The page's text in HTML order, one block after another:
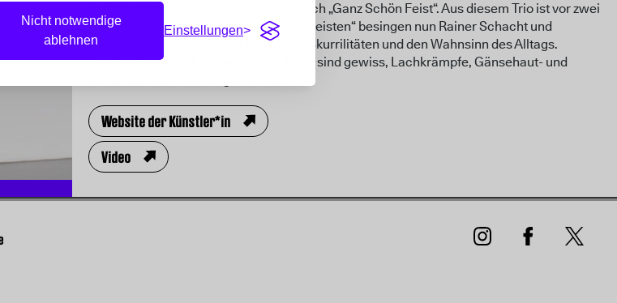
Nicht notwendige
ablehnen
Einstellungen
Beim Bardentreffen 2003 waren sie noch „Ganz Schön Feist“. Aus diesem Trio ist vor zwei
Jahren ein Duo geworden und als „Die Feisten“ besingen nun Rainer Schacht und
Mathias Zeh in bewährter Qualität die Skurrilitäten und den Wahnsinn des Alltags.
Erstklassige Musik und pointierte Texte sind gewiss, Lachkrämpfe, Gänsehaut- und
Website der Künstler*in
Video